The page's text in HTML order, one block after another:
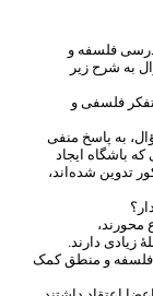
درسی فلسفه و
به شرح زیر
فلسفی و
به پاسخ منفی
که باشگاه ایجاد
تدوین شده اند،
زیادی دارند.
فلسفه و منطق کمک